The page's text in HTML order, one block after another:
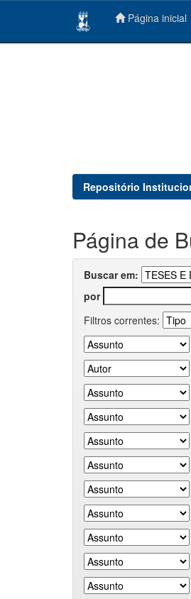
Página inicial
Repositório
Página de
Buscar em:
por
Filtros correntes: